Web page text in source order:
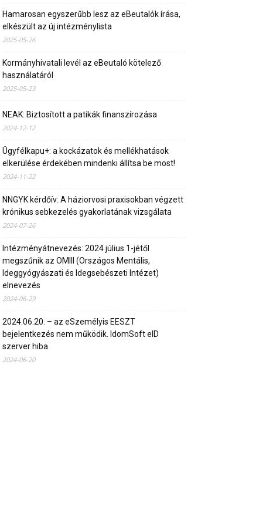
Hamarosan egyszerűbb lesz az eBeutalók írása,
elkészült az új intézménylista
2025-05-26
Kormányhivatali levél az eBeutaló kötelező
használatáról
2025-05-23
NEAK: Biztosított a patikák finanszírozása
2024-12-12
Ügyfélkapu+: a kockázatok és mellékhatások
elkerülése érdekében mindenki állítsa be most!
2024-11-22
NNGYK kérdőív: A háziorvosi praxisokban végzett
krónikus sebkezelés gyakorlatának vizsgálata
2024-07-26
Intézményátnevezés: 2024 július 1-jétől
megszűnik az OMIII (Országos Mentális,
Ideggyógyászati és Idegsebészeti Intézet)
elnevezés
2024-06-29
2024.06.20. – az eSzemélyis EESZT
bejelentkezés nem működik. IdomSoft eID
szerver hiba
2024-06-20